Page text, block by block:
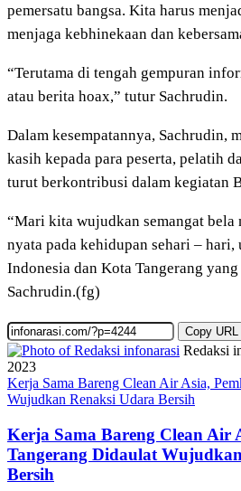
pemersatu bangsa. Kita harus
menjaga kebhinekaan dan
“Terutama di tengah gempuran
atau berita hoax,” tutur Sachrudin.
Dalam kesempatannya, Sachrudin,
kasih kepada para peserta, pelatih
turut berkontribusi dalam kegiatan
“Mari kita wujudkan semangat bela
nyata pada kehidupan sehari – hari,
Indonesia dan Kota Tangerang
Sachrudin.(fg)
Copy URL
Redaksi
2023
Kerja Sama Bareng Clean Air Asia,
Wujudkan Renaksi Udara Bersih
Kerja Sama Bareng Clean Air
Tangerang Didaulat
Bersih